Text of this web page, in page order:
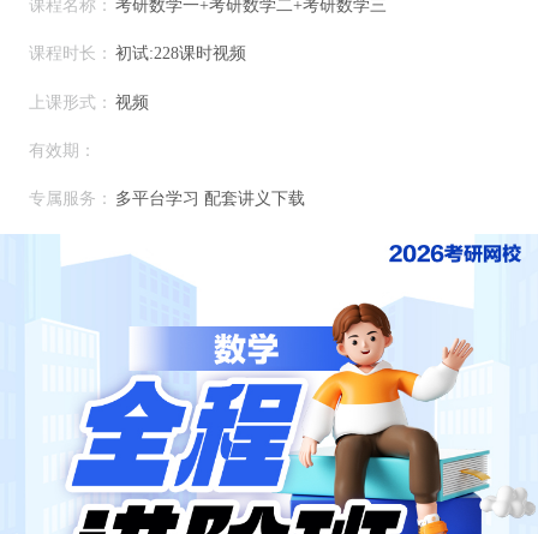
课程名称： 考研数学一+考研数学二+考研数学三
课程时长： 初试:228课时视频
上课形式： 视频
有效期：
专属服务： 多平台学习 配套讲义下载